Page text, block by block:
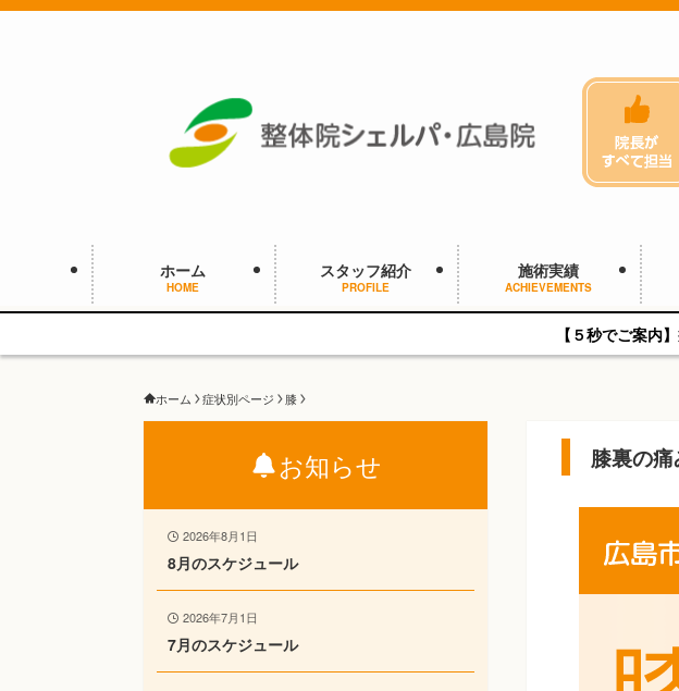
ホーム
HOME
スタッフ紹介
PROFILE
施術実績
ACHIEVEMENTS
【５秒でご案内
ホーム 症状別ページ 膝
膝裏の
お知らせ
2026年8月1日
8月のスケジュール
2026年7月1日
7月のスケジュール